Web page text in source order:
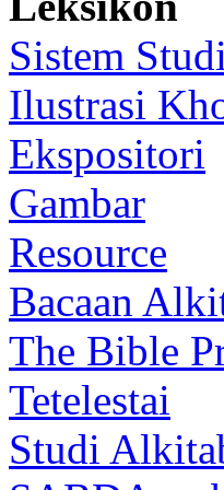
Sistem
Ilustrasi
Ekspositori
Gambar
Resource
Bacaan
The Bible
Tetelestai
Studi